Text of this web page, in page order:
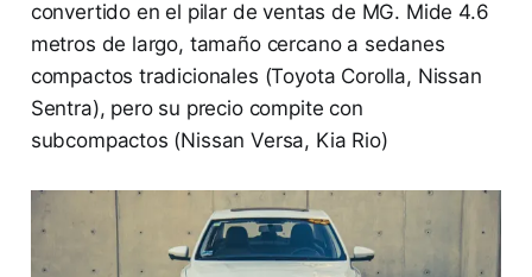
convertido en el pilar de ventas de MG. Mide 4.6
metros de largo, tamaño cercano a sedanes
compactos tradicionales (Toyota Corolla, Nissan
Sentra), pero su precio compite con
subcompactos (Nissan Versa, Kia Rio)​